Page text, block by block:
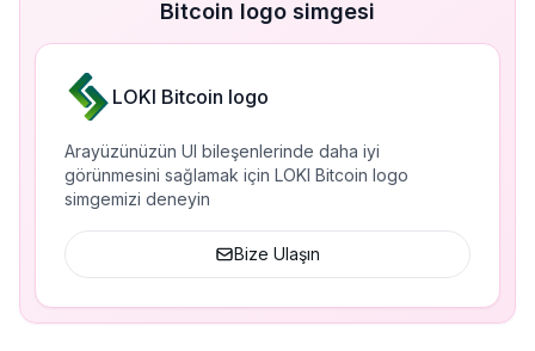
Bitcoin logo simgesi
LOKI Bitcoin logo
Arayüzünüzün UI bileşenlerinde daha iyi
görünmesini sağlamak için LOKI Bitcoin logo
simgemizi deneyin
Bize Ulaşın